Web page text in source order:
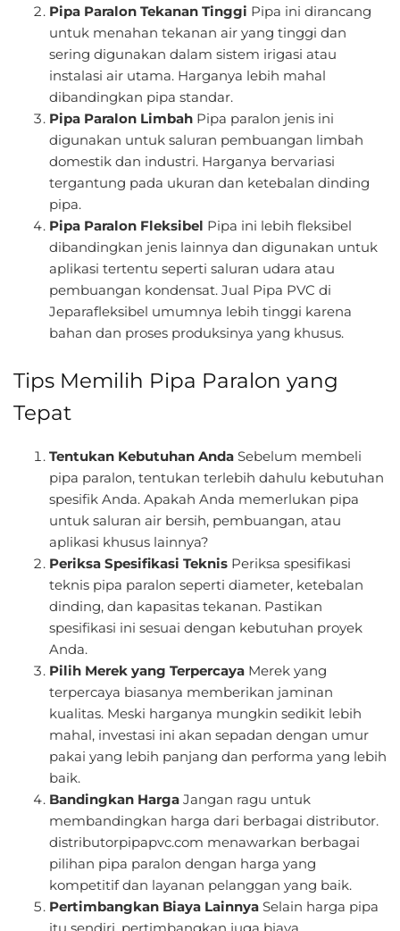
Pipa Paralon Tekanan Tinggi Pipa ini dirancang
untuk menahan tekanan air yang tinggi dan
sering digunakan dalam sistem irigasi atau
instalasi air utama. Harganya lebih mahal
dibandingkan pipa standar.
Pipa Paralon Limbah Pipa paralon jenis ini
digunakan untuk saluran pembuangan limbah
domestik dan industri. Harganya bervariasi
tergantung pada ukuran dan ketebalan dinding
pipa.
Pipa Paralon Fleksibel Pipa ini lebih fleksibel
dibandingkan jenis lainnya dan digunakan untuk
aplikasi tertentu seperti saluran udara atau
pembuangan kondensat. Jual Pipa PVC di
Jeparafleksibel umumnya lebih tinggi karena
bahan dan proses produksinya yang khusus.
Tips Memilih Pipa Paralon yang
Tepat
Tentukan Kebutuhan Anda Sebelum membeli
pipa paralon, tentukan terlebih dahulu kebutuhan
spesifik Anda. Apakah Anda memerlukan pipa
untuk saluran air bersih, pembuangan, atau
aplikasi khusus lainnya?
Periksa Spesifikasi Teknis Periksa spesifikasi
teknis pipa paralon seperti diameter, ketebalan
dinding, dan kapasitas tekanan. Pastikan
spesifikasi ini sesuai dengan kebutuhan proyek
Anda.
Pilih Merek yang Terpercaya Merek yang
terpercaya biasanya memberikan jaminan
kualitas. Meski harganya mungkin sedikit lebih
mahal, investasi ini akan sepadan dengan umur
pakai yang lebih panjang dan performa yang lebih
baik.
Bandingkan Harga Jangan ragu untuk
membandingkan harga dari berbagai distributor.
distributorpipapvc.com menawarkan berbagai
pilihan pipa paralon dengan harga yang
kompetitif dan layanan pelanggan yang baik.
Pertimbangkan Biaya Lainnya Selain harga pipa
itu sendiri, pertimbangkan juga biaya